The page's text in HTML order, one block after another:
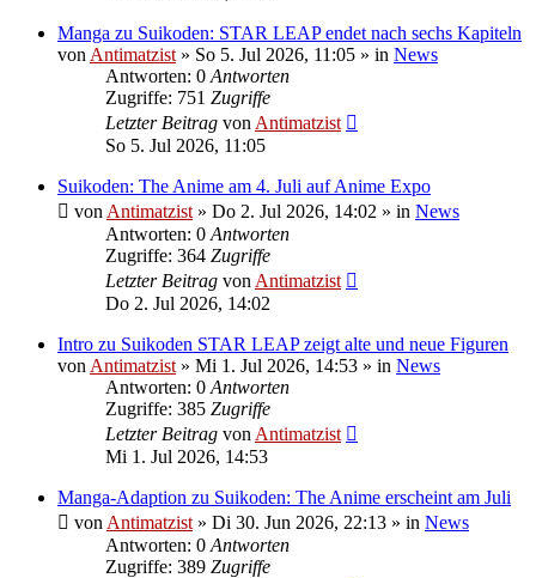
Manga zu Suikoden: STAR LEAP endet nach sechs Kapiteln
von Antimatzist » So 5. Jul 2026, 11:05 » in News
Antworten: 0 Antworten
Zugriffe: 751 Zugriffe
Letzter Beitrag von Antimatzist
So 5. Jul 2026, 11:05
Suikoden: The Anime am 4. Juli auf Anime Expo
von Antimatzist » Do 2. Jul 2026, 14:02 » in News
Antworten: 0 Antworten
Zugriffe: 364 Zugriffe
Letzter Beitrag von Antimatzist
Do 2. Jul 2026, 14:02
Intro zu Suikoden STAR LEAP zeigt alte und neue Figuren
von Antimatzist » Mi 1. Jul 2026, 14:53 » in News
Antworten: 0 Antworten
Zugriffe: 385 Zugriffe
Letzter Beitrag von Antimatzist
Mi 1. Jul 2026, 14:53
Manga-Adaption zu Suikoden: The Anime erscheint am Juli
von Antimatzist » Di 30. Jun 2026, 22:13 » in News
Antworten: 0 Antworten
Zugriffe: 389 Zugriffe